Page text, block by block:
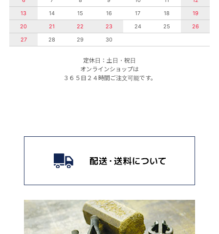
13
14 15 16 17 18
19
20
21 22 23 24 25
26
27
28 29 30
定休日：土日・祝日
オンラインショップは
３６５日２４時間ご注文可能です。